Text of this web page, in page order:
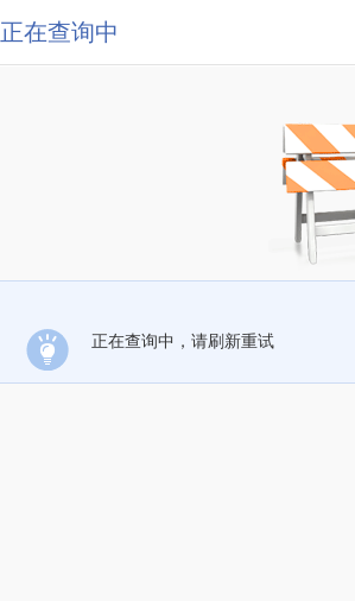
正在查询中
正在查询中，请刷新重试